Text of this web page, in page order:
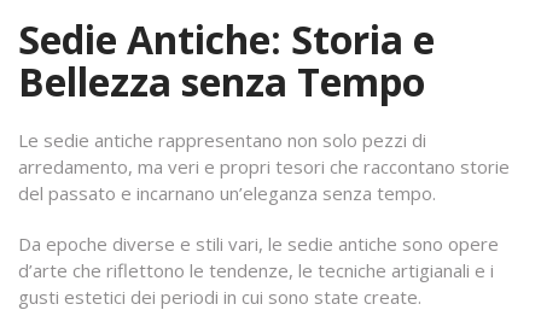
Sedie Antiche: Storia e
Bellezza senza Tempo
Le sedie antiche rappresentano non solo pezzi di
arredamento, ma veri e propri tesori che raccontano storie
del passato e incarnano un’eleganza senza tempo.
Da epoche diverse e stili vari, le sedie antiche sono opere
d’arte che riflettono le tendenze, le tecniche artigianali e i
gusti estetici dei periodi in cui sono state create.